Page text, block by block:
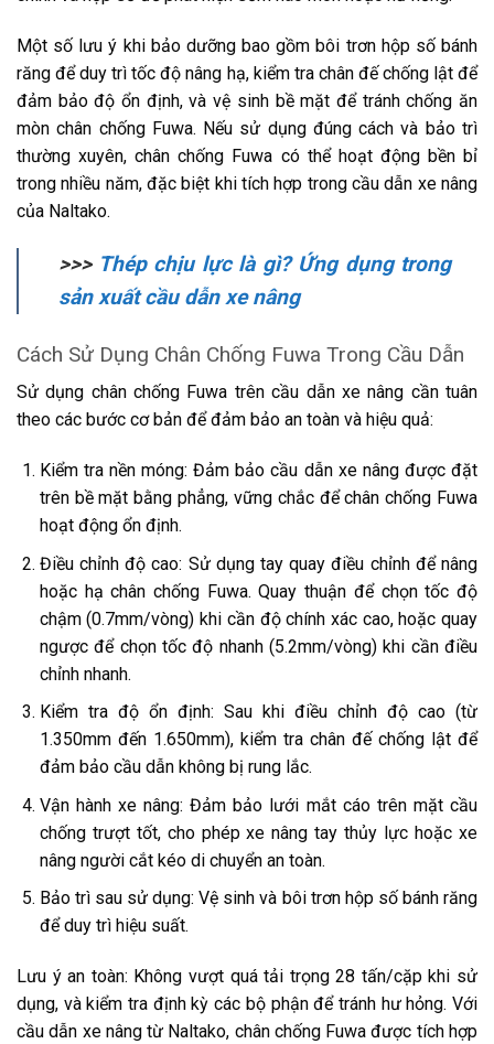
Một số lưu ý khi bảo dưỡng bao gồm bôi trơn hộp số bánh
răng để duy trì tốc độ nâng hạ, kiểm tra chân đế chống lật để
đảm bảo độ ổn định, và vệ sinh bề mặt để tránh chống ăn
mòn chân chống Fuwa. Nếu sử dụng đúng cách và bảo trì
thường xuyên, chân chống Fuwa có thể hoạt động bền bỉ
trong nhiều năm, đặc biệt khi tích hợp trong cầu dẫn xe nâng
của Naltako.
>>> Thép chịu lực là gì? Ứng dụng trong
sản xuất cầu dẫn xe nâng
Cách Sử Dụng Chân Chống Fuwa Trong Cầu Dẫn
Sử dụng chân chống Fuwa trên cầu dẫn xe nâng cần tuân
theo các bước cơ bản để đảm bảo an toàn và hiệu quả:
Kiểm tra nền móng: Đảm bảo cầu dẫn xe nâng được đặt
trên bề mặt bằng phẳng, vững chắc để chân chống Fuwa
hoạt động ổn định.
Điều chỉnh độ cao: Sử dụng tay quay điều chỉnh để nâng
hoặc hạ chân chống Fuwa. Quay thuận để chọn tốc độ
chậm (0.7mm/vòng) khi cần độ chính xác cao, hoặc quay
ngược để chọn tốc độ nhanh (5.2mm/vòng) khi cần điều
chỉnh nhanh.
Kiểm tra độ ổn định: Sau khi điều chỉnh độ cao (từ
1.350mm đến 1.650mm), kiểm tra chân đế chống lật để
đảm bảo cầu dẫn không bị rung lắc.
Vận hành xe nâng: Đảm bảo lưới mắt cáo trên mặt cầu
chống trượt tốt, cho phép xe nâng tay thủy lực hoặc xe
nâng người cắt kéo di chuyển an toàn.
Bảo trì sau sử dụng: Vệ sinh và bôi trơn hộp số bánh răng
để duy trì hiệu suất.
Lưu ý an toàn: Không vượt quá tải trọng 28 tấn/cặp khi sử
dụng, và kiểm tra định kỳ các bộ phận để tránh hư hỏng. Với
cầu dẫn xe nâng từ Naltako, chân chống Fuwa được tích hợp